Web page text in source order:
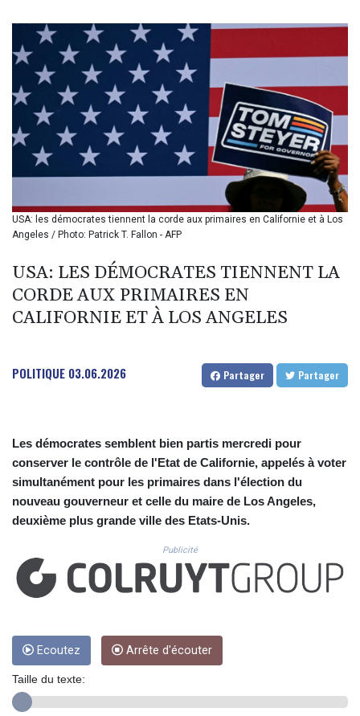
BMD 1.156136
BND 1.477082
BOB 13.69983
BRL 5.876989
BSD 1.152686
BTN 109.688637
BWP 15.558807
BYN 3.432357
BYR 22660.258427
BZD 2.318271
CAD 1.61333
CDF 2615.761404
CHF 0.934181
CLP 1056.199727
CNY 7.801146
CNH 7.796152
COP 3633.55485
CUC 1.156136
CUP 30.637594
DKK 7.477932
DOP 67.289164
DZD 152.967099
EGP 57.293288
ERN 17.342035
FJD 2.553384
FKP 0.8566
GBP 0.856968
GHS 13.526832
GIP 0.8566
GNF 10123.874202
USA: les démocrates tiennent la corde aux primaires en Californie et à Los
Angeles / Photo: Patrick T. Fallon - AFP
USA: LES DÉMOCRATES TIENNENT LA
CORDE AUX PRIMAIRES EN
CALIFORNIE ET À LOS ANGELES
POLITIQUE 03.06.2026 Partager Partager
Les démocrates semblent bien partis mercredi pour
conserver le contrôle de l'Etat de Californie, appelés à voter
simultanément pour les primaires dans l'élection du
nouveau gouverneur et celle du maire de Los Angeles,
deuxième plus grande ville des Etats-Unis.
Publicité
Ecoutez Arrête d'écouter
Taille du texte: